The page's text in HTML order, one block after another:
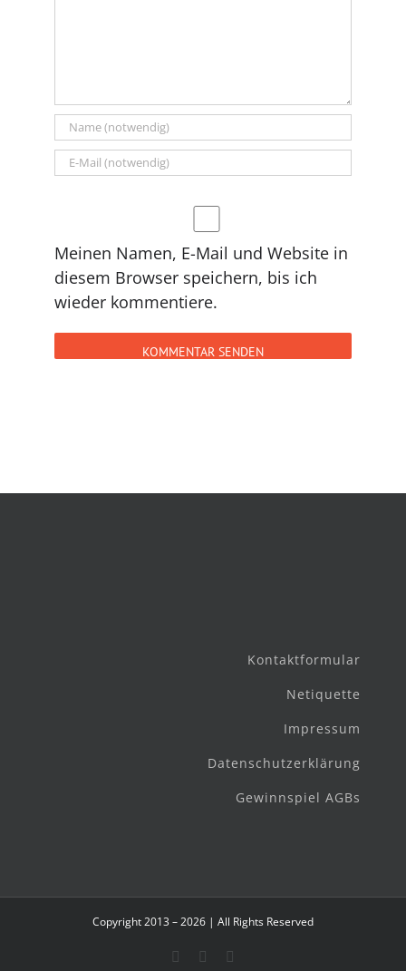
Meinen Namen, E-Mail und Website in
diesem Browser speichern, bis ich
wieder kommentiere.
Kontaktformular
Netiquette
Impressum
Datenschutzerklärung
Gewinnspiel AGBs
Copyright 2013 – 2026 | All Rights Reserved
FacebookInstagram